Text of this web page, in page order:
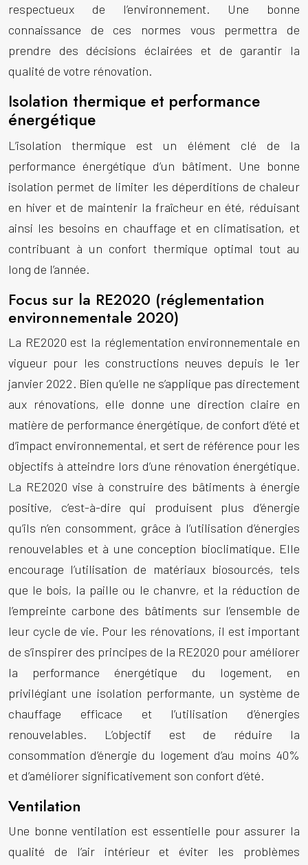
respectueux de l’environnement. Une bonne
connaissance de ces normes vous permettra de
prendre des décisions éclairées et de garantir la
qualité de votre rénovation.
Isolation thermique et performance
énergétique
L’isolation thermique est un élément clé de la
performance énergétique d’un bâtiment. Une bonne
isolation permet de limiter les déperditions de chaleur
en hiver et de maintenir la fraîcheur en été, réduisant
ainsi les besoins en chauffage et en climatisation, et
contribuant à un confort thermique optimal tout au
long de l’année.
Focus sur la RE2020 (réglementation
environnementale 2020)
La RE2020 est la réglementation environnementale en
vigueur pour les constructions neuves depuis le 1er
janvier 2022. Bien qu’elle ne s’applique pas directement
aux rénovations, elle donne une direction claire en
matière de performance énergétique, de confort d’été et
d’impact environnemental, et sert de référence pour les
objectifs à atteindre lors d’une rénovation énergétique.
La RE2020 vise à construire des bâtiments à énergie
positive, c’est-à-dire qui produisent plus d’énergie
qu’ils n’en consomment, grâce à l’utilisation d’énergies
renouvelables et à une conception bioclimatique. Elle
encourage l’utilisation de matériaux biosourcés, tels
que le bois, la paille ou le chanvre, et la réduction de
l’empreinte carbone des bâtiments sur l’ensemble de
leur cycle de vie. Pour les rénovations, il est important
de s’inspirer des principes de la RE2020 pour améliorer
la performance énergétique du logement, en
privilégiant une isolation performante, un système de
chauffage efficace et l’utilisation d’énergies
renouvelables. L’objectif est de réduire la
consommation d’énergie du logement d’au moins 40%
et d’améliorer significativement son confort d’été.
Ventilation
Une bonne ventilation est essentielle pour assurer la
qualité de l’air intérieur et éviter les problèmes